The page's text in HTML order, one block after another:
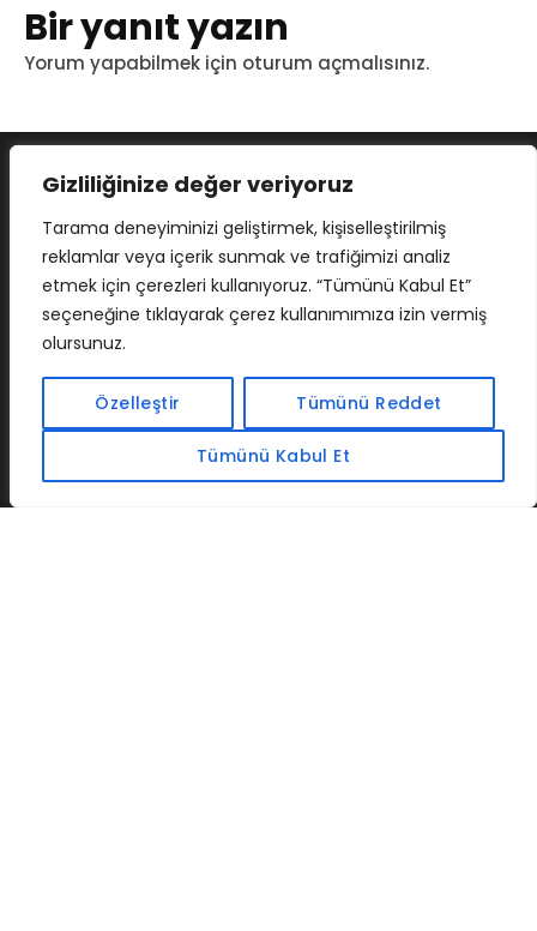
Gizliliğinize değer veriyoruz
Tarama deneyiminizi geliştirmek, kişiselleştirilmiş
reklamlar veya içerik sunmak ve trafiğimizi analiz
etmek için çerezleri kullanıyoruz. “Tümünü Kabul Et”
seçeneğine tıklayarak çerez kullanımımıza izin vermiş
olursunuz.
Özelleştir Tümünü Reddet
Tümünü Kabul Et
Bir yanıt yazın
Yorum yapabilmek için oturum açmalısınız.
İLETIŞIM BAF CADSOFTUSA MAXIMUMPCGUIDES